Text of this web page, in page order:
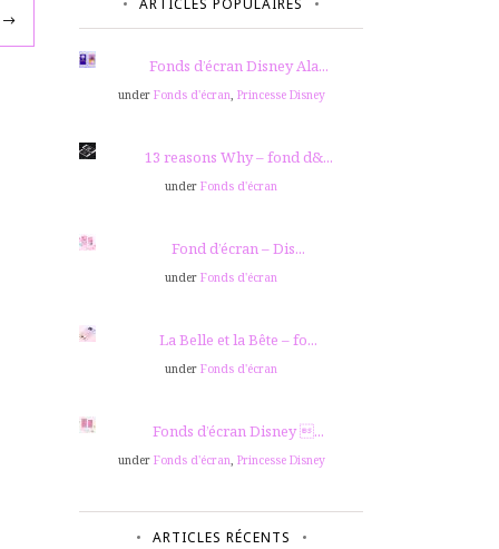
Fonds d’écran Disney Ala...
under Fonds d'écran Princesse Disney
13 reasons Why – fond d&...
under Fonds d'écran
Fond d’écran – Dis...
under Fonds d'écran
La Belle et la Bête – fo...
under Fonds d'écran
Fonds d’écran Disney ...
under Fonds d'écran Princesse Disney
ARTICLES RÉCENTS